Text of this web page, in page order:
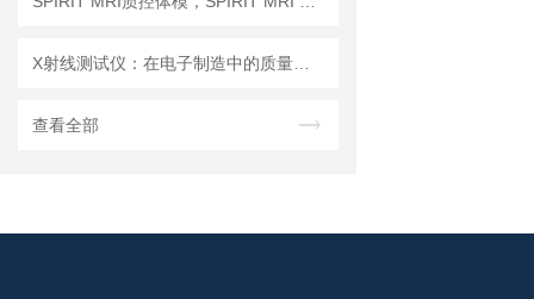
查看全部